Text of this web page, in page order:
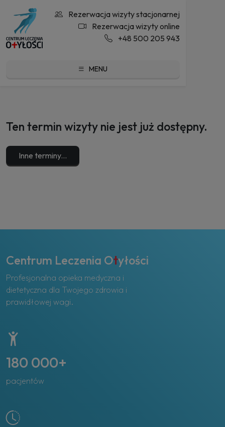
Rezerwacja wizyty stacjonarnej
Rezerwacja wizyty online
+48 500 205 943
MENU
Ten termin wizyty nie jest już dostępny.
Inne terminy...
Centrum Leczenia Otyłości
Profesjonalna opieka medyczna i
dietetyczna dla Twojego zdrowia i
prawidłowej wagi.
180 000+
pacjentów